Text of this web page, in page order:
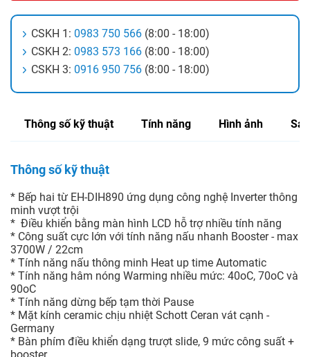
CSKH 1: 0983 750 566 (8:00 - 18:00)
CSKH 2: 0983 573 166 (8:00 - 18:00)
CSKH 3: 0916 950 756 (8:00 - 18:00)
Thông số kỹ thuật Tính năng Hình ảnh
Thông số kỹ thuật
* Bếp hai từ EH-DIH890 ứng dụng công nghệ Inverter thông
minh vượt trội
* Điều khiển bằng màn hình LCD hỗ trợ nhiều tính năng
* Công suất cực lớn với tính năng nấu nhanh Booster - max
3700W / 22cm
* Tính năng nấu thông minh Heat up time Automatic
* Tính năng hâm nóng Warming nhiều mức: 40oC, 70oC và
90oC
* Tính năng dừng bếp tạm thời Pause
* Mặt kính ceramic chịu nhiệt Schott Ceran vát cạnh -
Germany
* Bàn phím điều khiển dạng trượt slide, 9 mức công suất +